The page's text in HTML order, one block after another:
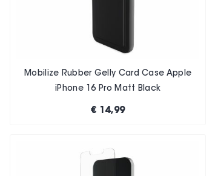
Mobilize Rubber Gelly Card Case Apple
iPhone 16 Pro Matt Black
€ 14,99